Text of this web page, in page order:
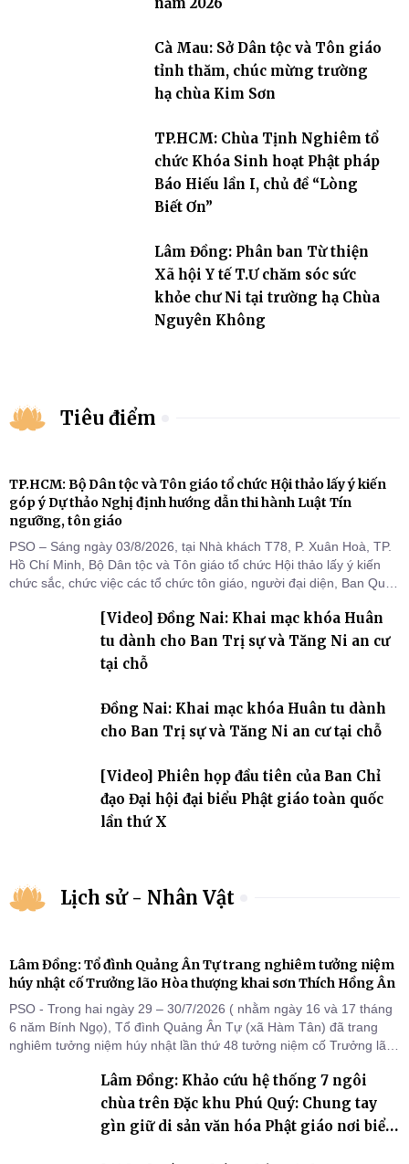
Cà Mau: Sở Dân tộc và Tôn giáo
tỉnh thăm, chúc mừng trường
hạ chùa Kim Sơn
TP.HCM: Chùa Tịnh Nghiêm tổ
chức Khóa Sinh hoạt Phật pháp
Báo Hiếu lần I, chủ đề “Lòng
Biết Ơn”
Lâm Đồng: Phân ban Từ thiện
Xã hội Y tế T.Ư chăm sóc sức
khỏe chư Ni tại trường hạ Chùa
Nguyên Không
Tiêu điểm
TP.HCM: Bộ Dân tộc và Tôn giáo tổ chức Hội thảo lấy ý kiến
góp ý Dự thảo Nghị định hướng dẫn thi hành Luật Tín
ngưỡng, tôn giáo
PSO – Sáng ngày 03/8/2026, tại Nhà khách T78, P. Xuân Hoà, TP.
Hồ Chí Minh, Bộ Dân tộc và Tôn giáo tổ chức Hội thảo lấy ý kiến
chức sắc, chức việc các tổ chức tôn giáo, người đại diện, Ban Quản
góp ý hoàn thiện hồ sơ Dự thảo Nghị định quy định chi tiết một số
điều và biện pháp để tổ chức
[Video] Đồng Nai: Khai mạc khóa Huân
tu dành cho Ban Trị sự và Tăng Ni an cư
tại chỗ
Đồng Nai: Khai mạc khóa Huân tu dành
cho Ban Trị sự và Tăng Ni an cư tại chỗ
[Video] Phiên họp đầu tiên của Ban Chỉ
đạo Đại hội đại biểu Phật giáo toàn quốc
lần thứ X
Lịch sử - Nhân Vật
Lâm Đồng: Tổ đình Quảng Ân Tự trang nghiêm tưởng niệm
húy nhật cố Trưởng lão Hòa thượng khai sơn Thích Hồng Ân
PSO - Trong hai ngày 29 – 30/7/2026 ( nhằm ngày 16 và 17 tháng
6 năm Bính Ngọ), Tổ đình Quảng Ân Tự (xã Hàm Tân) đã trang
nghiêm tưởng niệm húy nhật lần thứ 48 tưởng niệm cố Trưởng lão
Chư Tôn đức Tăng Ni, môn đồ pháp quyến cùng đông đảo thiện tín
Phật tử đã đồng vân tập về đạo tràng, th
Lâm Đồng: Khảo cứu hệ thống 7 ngôi
chùa trên Đặc khu Phú Quý: Chung tay
gìn giữ di sản văn hóa Phật giáo nơi biển